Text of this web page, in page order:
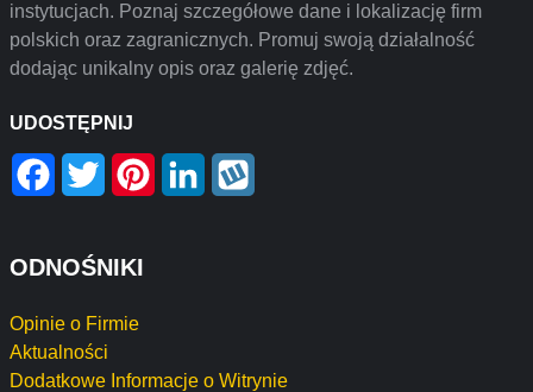
instytucjach. Poznaj szczegółowe dane i lokalizację firm
polskich oraz zagranicznych. Promuj swoją działalność
dodając unikalny opis oraz galerię zdjęć.
UDOSTĘPNIJ
Facebook
Twitter PinterestLinkedIn
ODNOŚNIKI
Opinie o Firmie
Aktualności
Dodatkowe Informacje o Witrynie